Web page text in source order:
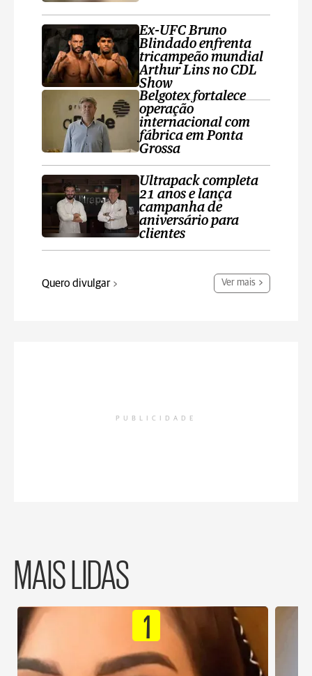
Ex-UFC Bruno
Blindado enfrenta
tricampeão mundial
Arthur Lins no CDL
Show
Belgotex fortalece
operação
internacional com
fábrica em Ponta
Grossa
Ultrapack completa
21 anos e lança
campanha de
aniversário para
clientes
Quero divulgar Ver mais
PUBLICIDADE
MAIS LIDAS
1